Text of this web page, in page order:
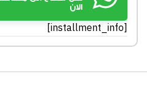
الان
[installment_info]